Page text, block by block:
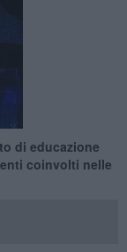
di educazione
coinvolti nelle